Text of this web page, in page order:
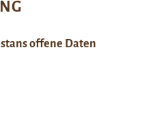
offene Daten